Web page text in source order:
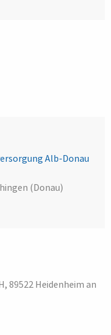
Alb-Donau
(Donau)
89522 Heidenheim an